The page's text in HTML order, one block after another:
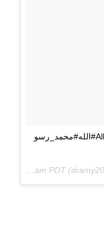
#Allah#mohamed#makkahalmukarrah#الله#محمد_رسو
May 20, 2018 at 4:57am PDT